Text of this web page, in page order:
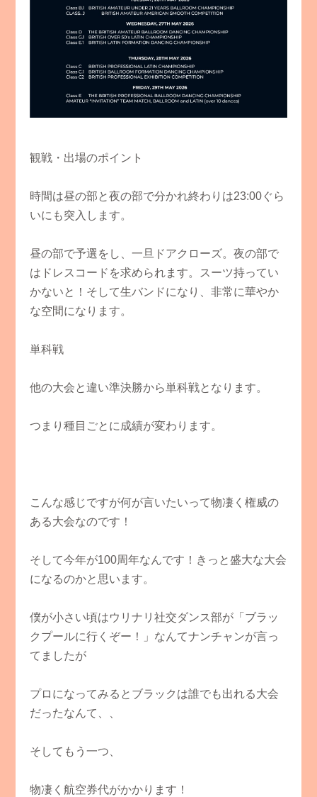
​観戦・出場のポイント
​時間は昼の部と夜の部で分かれ終わりは23:00ぐら
いにも突入します。
昼の部で予選をし、一旦ドアクローズ。夜の部で
はドレスコードを求められます。スーツ持ってい
かないと！そして生バンドになり、非常に華やか
な空間になります。
単科戦
他の大会と違い準決勝から単科戦となります。
つまり種目ごとに成績が変わります。
こんな感じですが何が言いたいって物凄く権威の
ある大会なのです！
そして今年が100周年なんです！きっと盛大な大会
になるのかと思います。
僕が小さい頃はウリナリ社交ダンス部が「ブラッ
クプールに行くぞー！」なんてナンチャンが言っ
てましたが
プロになってみるとブラックは誰でも出れる大会
だったなんて、、
そしてもう一つ、
物凄く航空券代がかかります！